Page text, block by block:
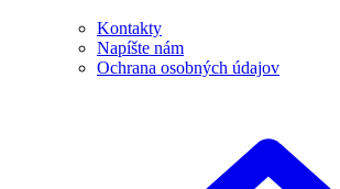
Kontakty
Napíšte nám
Ochrana osobných údajov